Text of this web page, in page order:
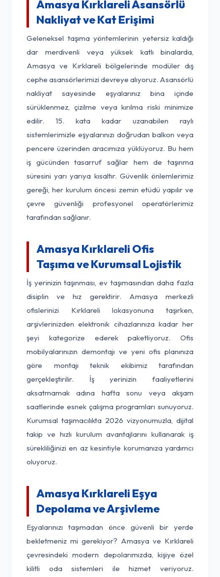
Amasya Kırklareli Asansörlü
Nakliyat ve Kat Erişimi
Geleneksel taşıma yöntemlerinin yetersiz kaldığı
dar merdivenli veya yüksek katlı binalarda,
Amasya ve Kırklareli bölgelerinde modüler dış
cephe asansörlerimizi devreye alıyoruz. Asansörlü
nakliyat sayesinde eşyalarınız bina içinde
sürüklenmez, çizilme veya kırılma riski minimize
edilir. 15. kata kadar uzanabilen raylı
sistemlerimizle eşyalarınızı doğrudan balkon veya
pencere üzerinden aracımıza yüklüyoruz. Bu hem
iş gücünden tasarruf sağlar hem de taşınma
süresini yarı yarıya kısaltır. Güvenlik önlemlerimiz
gereği, her kurulum öncesi zemin etüdü yapılır ve
çevre güvenliği profesyonel operatörlerimiz
tarafından sağlanır.
Amasya Kırklareli Ofis
Taşıma ve Kurumsal Lojistik
İş yerinizin taşınması, ev taşımasından daha fazla
disiplin ve hız gerektirir. Amasya merkezli
ofislerinizi Kırklareli lokasyonuna taşırken,
arşivlerinizden elektronik cihazlarınıza kadar her
şeyi kategorize ederek paketliyoruz. Ofis
mobilyalarınızın demontajı ve yeni ofis planınıza
göre montajı teknik ekibimiz tarafından
gerçekleştirilir. İş yerinizin faaliyetlerini
aksatmamak adına hafta sonu veya akşam
saatlerinde esnek çalışma programları sunuyoruz.
Kurumsal taşımacılıkta 2026 vizyonumuzla, dijital
takip ve hızlı kurulum avantajlarını kullanarak iş
sürekliliğinizi en az kesintiyle korumanıza yardımcı
oluyoruz.
Amasya Kırklareli Eşya
Depolama ve Arşivleme
Eşyalarınızı taşımadan önce güvenli bir yerde
bekletmeniz mi gerekiyor? Amasya ve Kırklareli
çevresindeki modern depolarımızda, kişiye özel
kilitli oda sistemleri ile hizmet veriyoruz.